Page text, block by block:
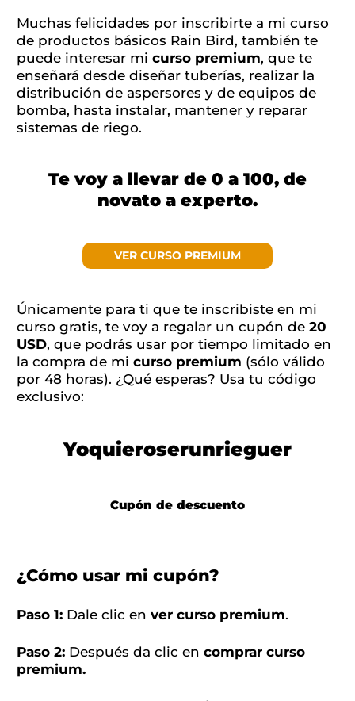
Muchas felicidades por inscribirte a mi curso
de productos básicos Rain Bird, también te
puede interesar mi curso premium, que te
enseñará desde diseñar tuberías, realizar la
distribución de aspersores y de equipos de
bomba, hasta instalar, mantener y reparar
sistemas de riego.
Te voy a llevar de 0 a 100, de
novato a experto.
VER CURSO PREMIUM
Únicamente para ti que te inscribiste en mi
curso gratis, te voy a regalar un cupón de 20
USD, que podrás usar por tiempo limitado en
la compra de mi curso premium (sólo válido
por 48 horas). ¿Qué esperas? Usa tu código
exclusivo:
Yoquieroserunrieguer
Cupón de descuento
¿Cómo usar mi cupón?
Paso 1: Dale clic en ver curso premium.
Paso 2: Después da clic en comprar curso
premium.